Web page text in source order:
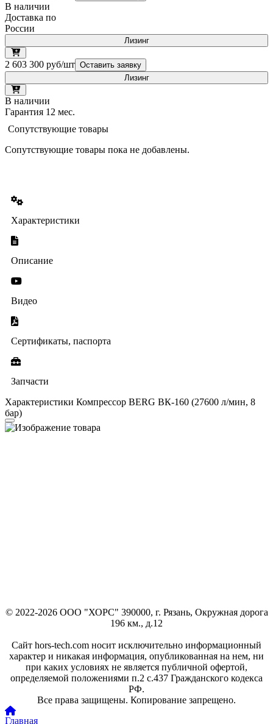
В наличии
Доставка по
России
Лизинг
2 603 300 руб/шт Оставить заявку
Лизинг
В наличии
Гарантия 12 мес.
Сопутствующие товары
Сопутствующие товары пока не добавлены.
Характеристики
Описание
Видео
Сертификаты, паспорта
Запчасти
Характеристики Компрессор BERG ВК-160 (27600 л/мин, 8
бар)
© 2022-2026 ООО "ХОРС" 390000, г. Рязань, Окружная дорога
196 км., д.12
Сайт hors-tech.com носит исключительно информационный
характер и никакая информация, опубликованная на нем, ни
при каких условиях не является публичной офертой,
определяемой положениями п.2 с.437 Гражданского кодекса
РФ.
Все права защищены. Копирование запрещено.
Главная